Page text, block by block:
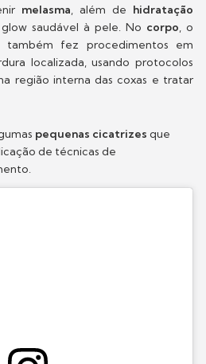
melasma, além de hidratação
saudável à pele. No corpo, o
fez procedimentos em
localizada, usando protocolos
região interna das coxas e tratar
pequenas cicatrizes que
de técnicas de